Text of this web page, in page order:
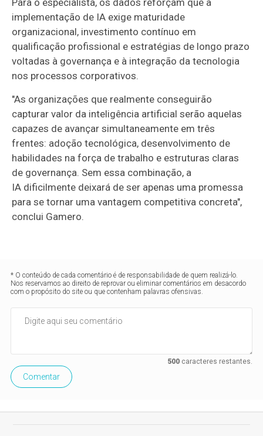
Para o especialista, os dados reforçam que a
implementação de IA exige maturidade
organizacional, investimento contínuo em
qualificação profissional e estratégias de longo prazo
voltadas à governança e à integração da tecnologia
nos processos corporativos.
"As organizações que realmente conseguirão
capturar valor da inteligência artificial serão aquelas
capazes de avançar simultaneamente em três
frentes: adoção tecnológica, desenvolvimento de
habilidades na força de trabalho e estruturas claras
de governança. Sem essa combinação, a
IA dificilmente deixará de ser apenas uma promessa
para se tornar uma vantagem competitiva concreta",
conclui Gamero.
* O conteúdo de cada comentário é de responsabilidade de quem realizá-lo.
Nos reservamos ao direito de reprovar ou eliminar comentários em desacordo
com o propósito do site ou que contenham palavras ofensivas.
500caracteres restantes.
Comentar